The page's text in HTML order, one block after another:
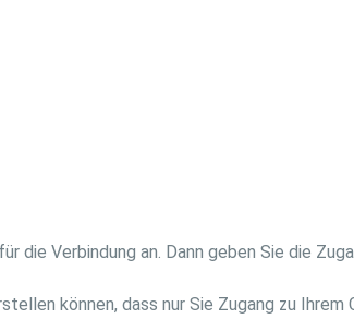
die Verbindung an. Dann geben Sie die
können, dass nur Sie Zugang zu Ihrem